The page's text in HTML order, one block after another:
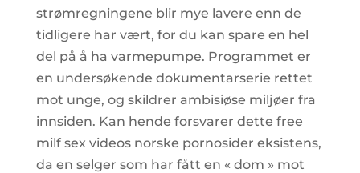
strømregningene blir mye lavere enn de
tidligere har vært, for du kan spare en hel
del på å ha varmepumpe. Programmet er
en undersøkende dokumentarserie rettet
mot unge, og skildrer ambisiøse miljøer fra
innsiden. Kan hende forsvarer dette free
milf sex videos norske pornosider eksistens,
da en selger som har fått en « dom » mot